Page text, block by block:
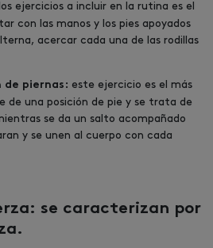
ejercicios a incluir en la rutina es el
con las manos y los pies apoyados
acercar cada una de las rodillas
de piernas: este ejercicio es el más
de una posición de pie y se trata de
se da un salto acompañado
y se unen al cuerpo con cada
se caracterizan por